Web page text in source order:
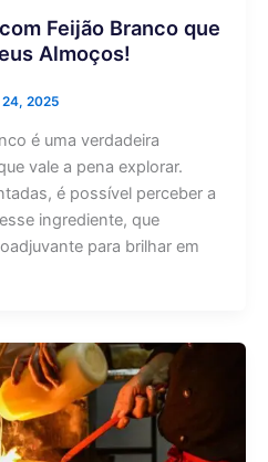
Feijão Branco que
Almoços!
2025
é uma verdadeira
vale a pena explorar.
é possível perceber a
ingrediente, que
para brilhar em